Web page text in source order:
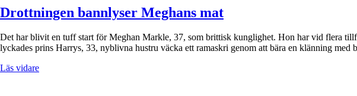
Drottningen bannlyser Meghans mat
Det har blivit en tuff start för Meghan Markle, 37, som brittisk kunglighet. Hon har vid flera
lyckades prins Harrys, 33, nyblivna hustru väcka ett ramaskri genom att bära en klänning med
Läs vidare